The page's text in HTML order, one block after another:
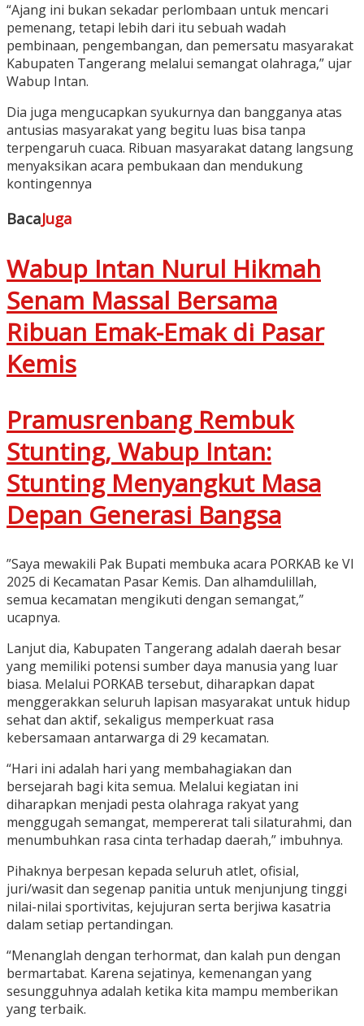
“Ajang ini bukan sekadar perlombaan untuk mencari
pemenang, tetapi lebih dari itu sebuah wadah
pembinaan, pengembangan, dan pemersatu masyarakat
Kabupaten Tangerang melalui semangat olahraga,” ujar
Wabup Intan.
Dia juga mengucapkan syukurnya dan bangganya atas
antusias masyarakat yang begitu luas bisa tanpa
terpengaruh cuaca. Ribuan masyarakat datang langsung
menyaksikan acara pembukaan dan mendukung
kontingennya
BacaJuga
Wabup Intan Nurul Hikmah
Senam Massal Bersama
Ribuan Emak-Emak di Pasar
Kemis
Pramusrenbang Rembuk
Stunting, Wabup Intan:
Stunting Menyangkut Masa
Depan Generasi Bangsa
​”Saya mewakili Pak Bupati membuka acara PORKAB ke VI
2025 di Kecamatan Pasar Kemis. Dan alhamdulillah,
semua kecamatan mengikuti dengan semangat,”
ucapnya.
Lanjut dia, Kabupaten Tangerang adalah daerah besar
yang memiliki potensi sumber daya manusia yang luar
biasa. Melalui PORKAB tersebut, diharapkan dapat
menggerakkan seluruh lapisan masyarakat untuk hidup
sehat dan aktif, sekaligus memperkuat rasa
kebersamaan antarwarga di 29 kecamatan.
“Hari ini adalah hari yang membahagiakan dan
bersejarah bagi kita semua. Melalui kegiatan ini
diharapkan menjadi pesta olahraga rakyat yang
menggugah semangat, mempererat tali silaturahmi, dan
menumbuhkan rasa cinta terhadap daerah,” imbuhnya.
Pihaknya berpesan kepada seluruh atlet, ofisial,
juri/wasit dan segenap panitia untuk menjunjung tinggi
nilai-nilai sportivitas, kejujuran serta berjiwa kasatria
dalam setiap pertandingan.
“Menanglah dengan terhormat, dan kalah pun dengan
bermartabat. Karena sejatinya, kemenangan yang
sesungguhnya adalah ketika kita mampu memberikan
yang terbaik.